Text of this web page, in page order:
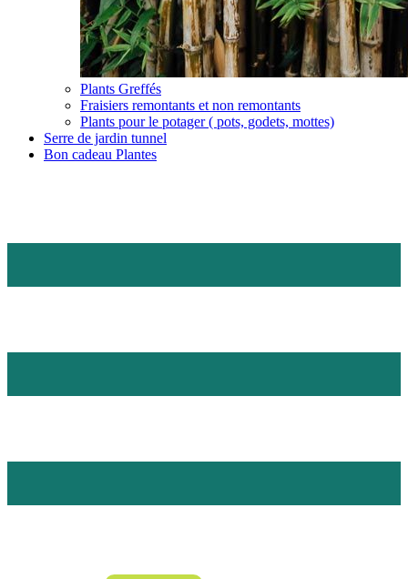
Plants Greffés
Fraisiers remontants et non remontants
Plants pour le potager ( pots, godets, mottes)
Serre de jardin tunnel
Bon cadeau Plantes